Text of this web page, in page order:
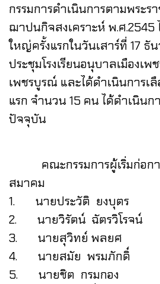
กรรมการดำเนินการตามพระ
ฌาปนกิจสงเคราะห์ พ.ศ.2545
ใหญ่ครั้งแรกในวันเสาร์ที่ 17
ประชุมโรงเรียนอนุบาลเมืองเ
เพชรบูรณ์ และได้ดำเนินการเ
แรก จำนวน 15 คน ได้ดำเนินก
ปัจจุบัน
คณะกรรมการผู้เริ่มก่อกา
สมาคม
1. นายประวัติ ยงบุตร
2. นายวิรัตน์ ฉัตรวิโรจน์
3. นายสุวิทย์ พลยศ
4. นายสมัย พรมภักดิ์
5. นายชิต กรมกอง